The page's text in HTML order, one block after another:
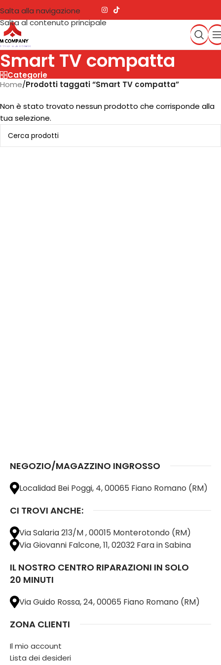
Salta alla navigazione
Salta al contenuto principale
Smart TV compatta
Categorie
Home/Prodotti taggati “Smart TV compatta”
Non è stato trovato nessun prodotto che corrisponde alla
tua selezione.
NEGOZIO/MAGAZZINO INGROSSO
Localidad Bei Poggi, 4, 00065 Fiano Romano (RM)
CI TROVI ANCHE:
Via Salaria 213/M , 00015 Monterotondo (RM)
Via Giovanni Falcone, 11, 02032 Fara in Sabina
IL NOSTRO CENTRO RIPARAZIONI IN SOLO
20 MINUTI
Via Guido Rossa, 24, 00065 Fiano Romano (RM)
ZONA CLIENTI
Il mio account
Lista dei desideri